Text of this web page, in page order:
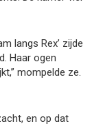
langs Rex’ zijde
Haar ogen
mompelde ze.
en op dat